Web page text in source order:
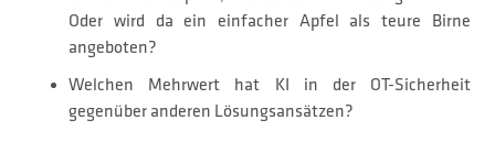
Oder wird da ein einfacher Apfel als teure Birne
angeboten?
Welchen Mehrwert hat KI in der OT-Sicherheit
gegenüber anderen Lösungsansätzen?